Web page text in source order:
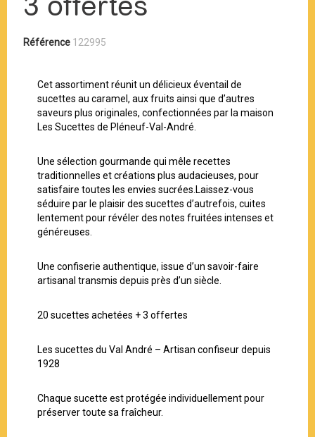
Référence 122995
Cet assortiment réunit un délicieux éventail de
sucettes au caramel, aux fruits ainsi que d’autres
saveurs plus originales, confectionnées par la maison
Les Sucettes de Pléneuf-Val-André.
Une sélection gourmande qui mêle recettes
traditionnelles et créations plus audacieuses, pour
satisfaire toutes les envies sucrées.Laissez-vous
séduire par le plaisir des sucettes d’autrefois, cuites
lentement pour révéler des notes fruitées intenses et
généreuses.
Une confiserie authentique, issue d’un savoir-faire
artisanal transmis depuis près d’un siècle.
20 sucettes achetées + 3 offertes
Les sucettes du Val André – Artisan confiseur depuis
1928
Chaque sucette est protégée individuellement pour
préserver toute sa fraîcheur.